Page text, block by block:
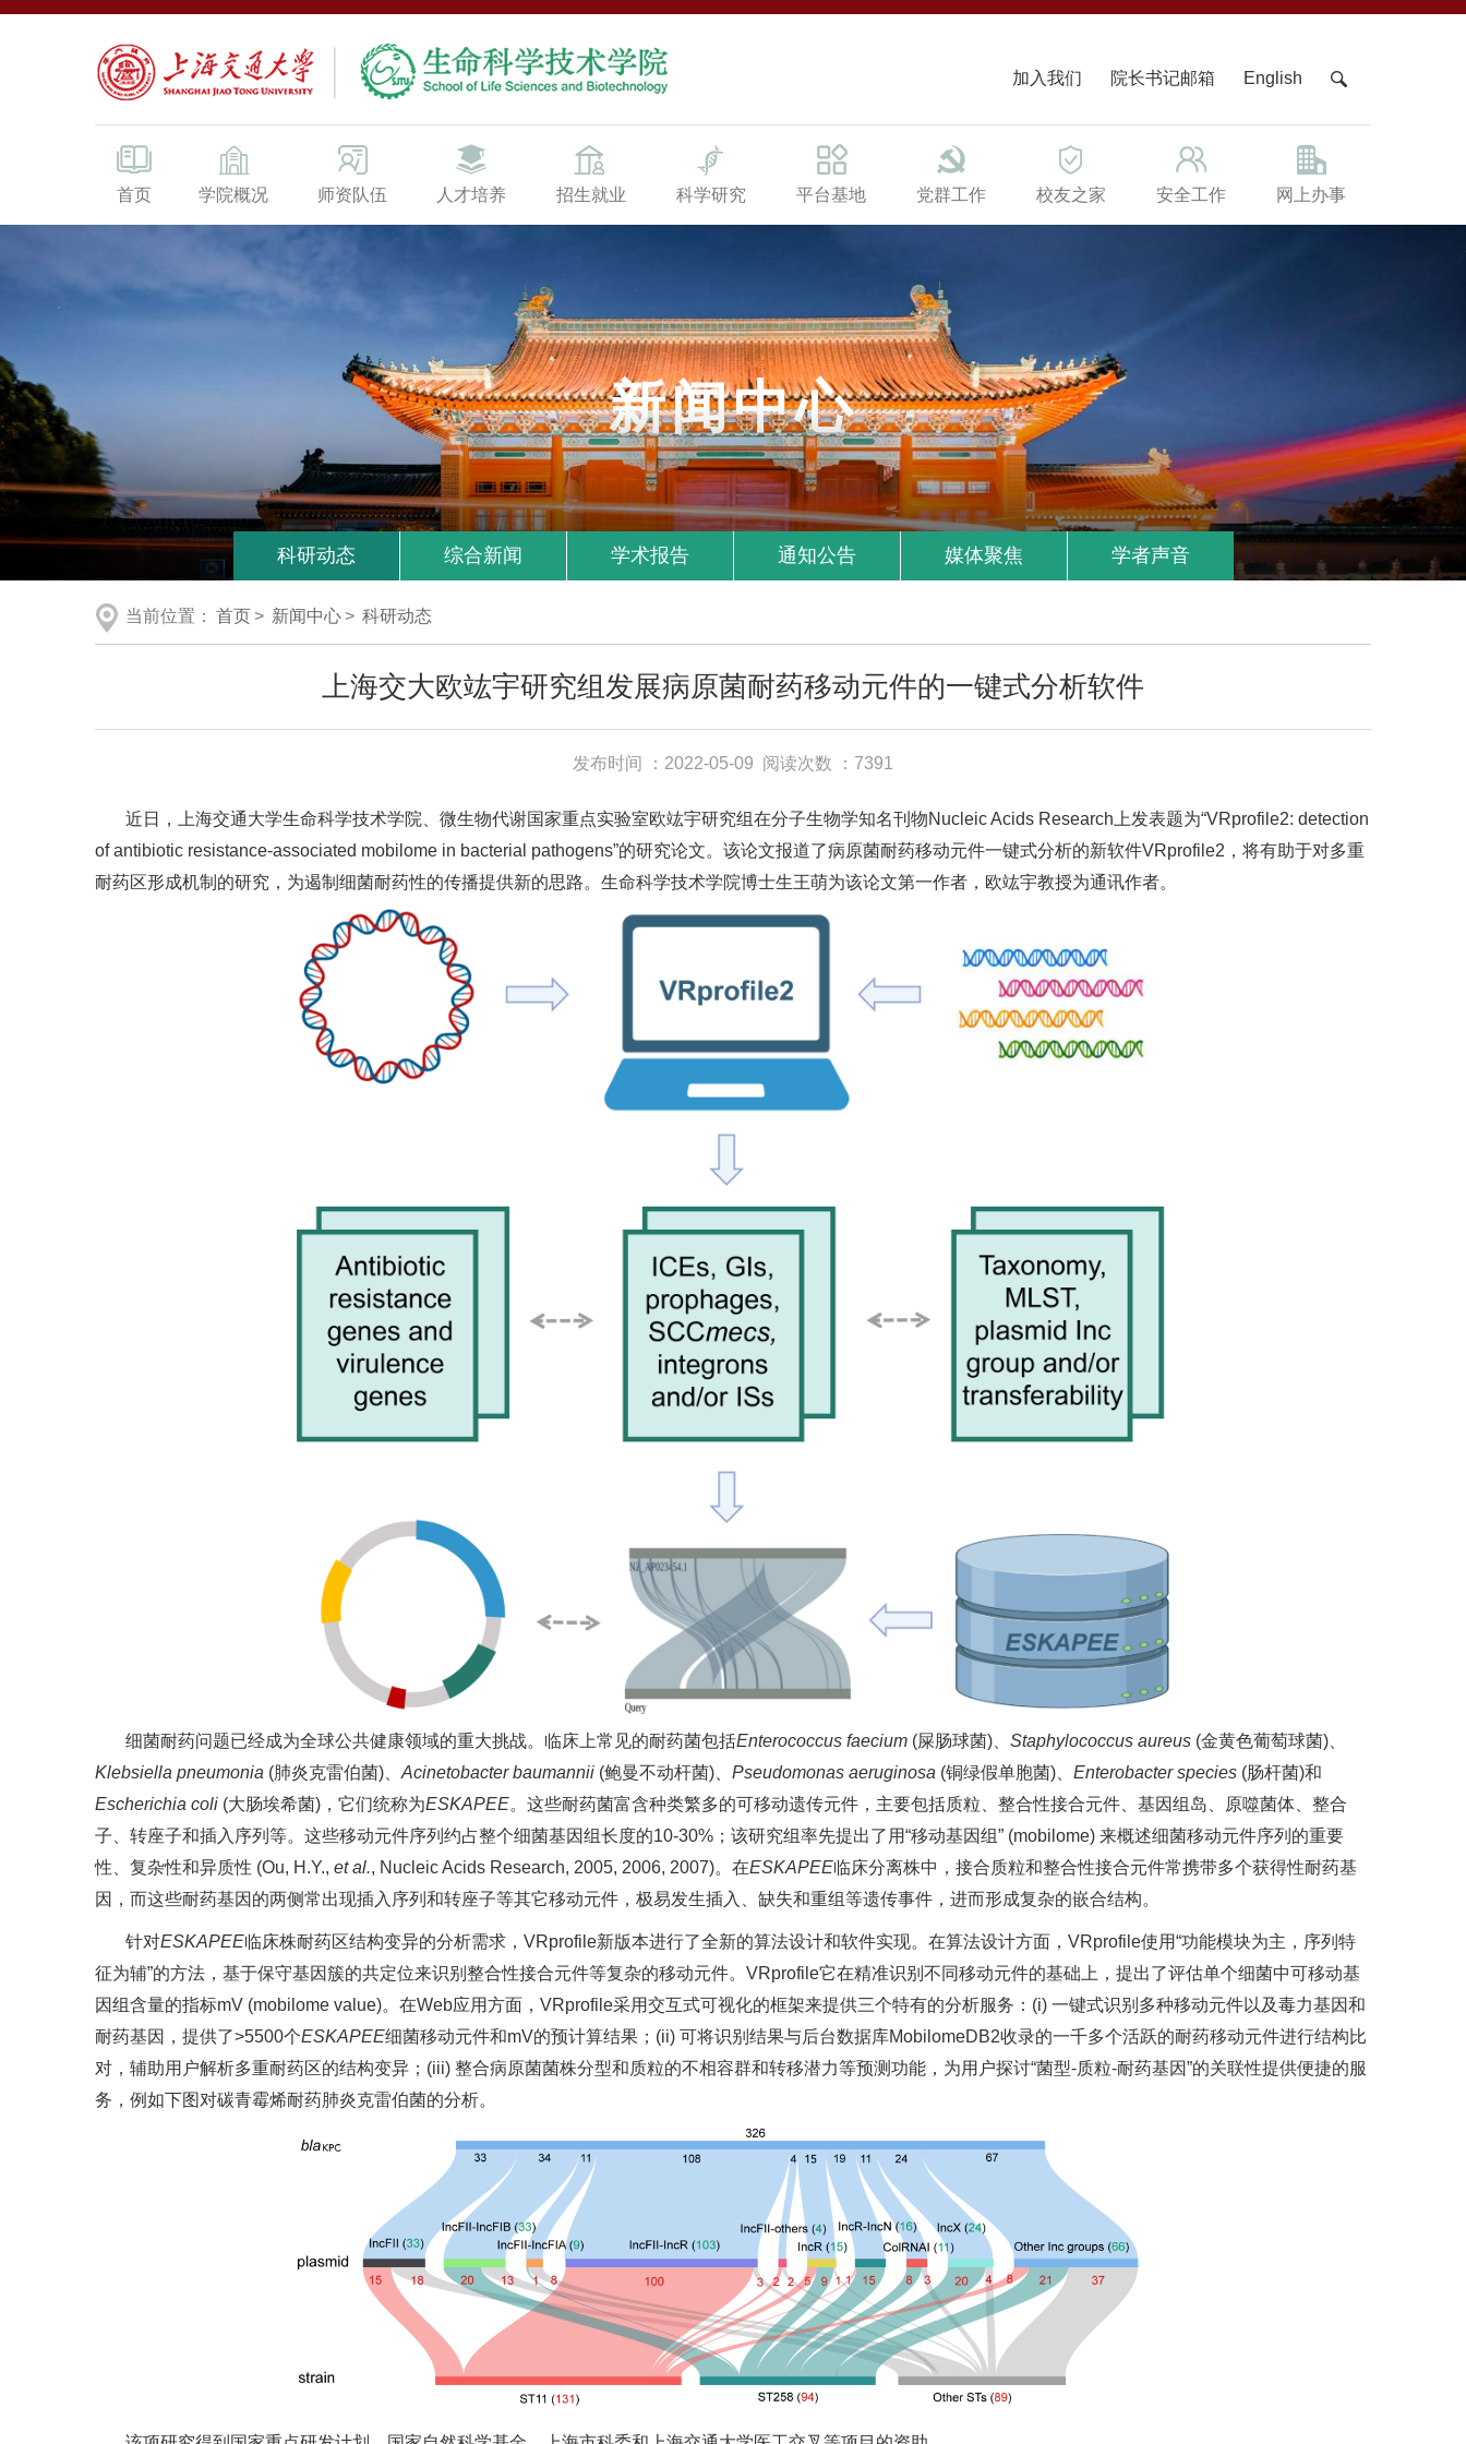
加入我们 院长书记邮箱 English
首页 学院概况 师资队伍 人才培养 招生就业 科学研究 平台基地 党群工作 校友之家 安全工作 网上办事
新闻中心
科研动态 综合新闻 学术报告 通知公告 媒体聚焦 学者声音
当前位置： 首页> 新闻中心> 科研动态
上海交大欧竑宇研究组发展病原菌耐药移动元件的一键式分析软件
发布时间 ：2022-05-09 阅读次数 ：7391
近日，上海交通大学生命科学技术学院、微生物代谢国家重点实验室欧竑宇研究组在分子生物学知名刊物Nucleic Acids Research上发表题为“VRprofile2: detection
of antibiotic resistance-associated mobilome in bacterial pathogens”的研究论文。该论文报道了病原菌耐药移动元件一键式分析的新软件VRprofile2，将有助于对多重
耐药区形成机制的研究，为遏制细菌耐药性的传播提供新的思路。生命科学技术学院博士生王萌为该论文第一作者，欧竑宇教授为通讯作者。
细菌耐药问题已经成为全球公共健康领域的重大挑战。临床上常见的耐药菌包括Enterococcus faecium (屎肠球菌)、 Staphylococcus aureus (金黄色葡萄球菌)、
Klebsiella pneumonia (肺炎克雷伯菌)、 Acinetobacter baumannii (鲍曼不动杆菌)、 Pseudomonas aeruginosa (铜绿假单胞菌)、 Enterobacter species (肠杆菌)和
Escherichia coli (大肠埃希菌)，它们统称为ESKAPEE。这些耐药菌富含种类繁多的可移动遗传元件，主要包括质粒、整合性接合元件、基因组岛、原噬菌体、整合
子、转座子和插入序列等。这些移动元件序列约占整个细菌基因组长度的10-30%；该研究组率先提出了用“移动基因组” (mobilome) 来概述细菌移动元件序列的重要
性、复杂性和异质性 (Ou, H.Y., et al., Nucleic Acids Research, 2005, 2006, 2007)。在ESKAPEE临床分离株中，接合质粒和整合性接合元件常携带多个获得性耐药基
因，而这些耐药基因的两侧常出现插入序列和转座子等其它移动元件，极易发生插入、缺失和重组等遗传事件，进而形成复杂的嵌合结构。
针对ESKAPEE临床株耐药区结构变异的分析需求，VRprofile新版本进行了全新的算法设计和软件实现。在算法设计方面，VRprofile使用“功能模块为主，序列特
征为辅”的方法，基于保守基因簇的共定位来识别整合性接合元件等复杂的移动元件。VRprofile它在精准识别不同移动元件的基础上，提出了评估单个细菌中可移动基
因组含量的指标mV (mobilome value)。在Web应用方面，VRprofile采用交互式可视化的框架来提供三个特有的分析服务：(i) 一键式识别多种移动元件以及毒力基因和
耐药基因，提供了>5500个ESKAPEE细菌移动元件和mV的预计算结果；(ii) 可将识别结果与后台数据库MobilomeDB2收录的一千多个活跃的耐药移动元件进行结构比
对，辅助用户解析多重耐药区的结构变异；(iii) 整合病原菌菌株分型和质粒的不相容群和转移潜力等预测功能，为用户探讨“菌型-质粒-耐药基因”的关联性提供便捷的服
务，例如下图对碳青霉烯耐药肺炎克雷伯菌的分析。